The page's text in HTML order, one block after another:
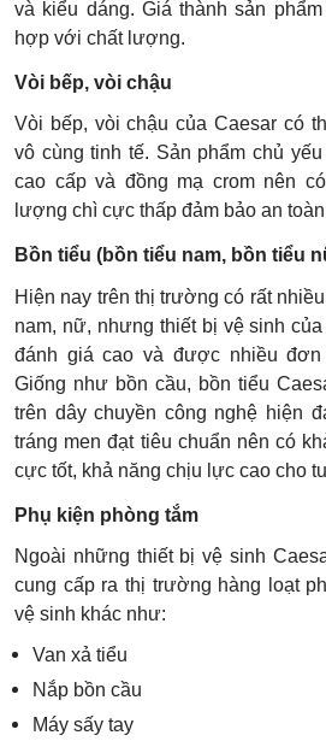
và kiểu dáng. Giá thành sản
hợp với chất lượng.
Vòi bếp, vòi chậu
Vòi bếp, vòi chậu của Caesar có
vô cùng tinh tế. Sản phẩm chủ
cao cấp và đồng mạ crom nên
lượng chì cực thấp đảm bảo an
Bồn tiểu (bồn tiểu nam, bồn tiểu
Hiện nay trên thị trường có rất
nam, nữ, nhưng thiết bị vệ sinh
đánh giá cao và được nhiều
Giống như bồn cầu, bồn tiểu
trên dây chuyền công nghệ hiện
tráng men đạt tiêu chuẩn nên có
cực tốt, khả năng chịu lực cao cho
Phụ kiện phòng tắm
Ngoài những thiết bị vệ sinh
cung cấp ra thị trường hàng loạt
vệ sinh khác như:
Van xả tiểu
Nắp bồn cầu
Máy sấy tay